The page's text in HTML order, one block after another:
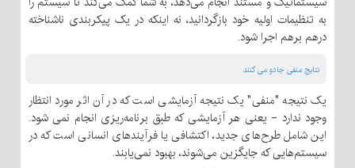
به تنظیمات اولیه خود بازگردانید، نه اینکه در یک پیکربندی ناشناخته
درهم برهم اجرا شود.
نتایج منفی جادو می کنند
یک نتیجه "منفی" یک نتیجه آزمایشی است که در آن اثر مورد انتظار
وجود ندارد - یعنی هر آزمایشی که طبق برنامه‌ریزی انجام نمی شود.
این شامل طرح‌های جدید، اکتشافی یا فرآیندهای انسانی است که در
سیستم‌هایی که جایگزین می‌شوند، بهبود نمی‌یابند.